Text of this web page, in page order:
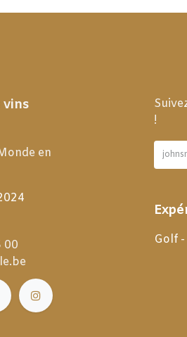
!
00
vins
en
Golf